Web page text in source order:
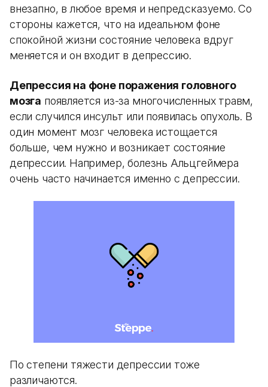
внезапно, в любое время и непредсказуемо. Со
стороны кажется, что на идеальном фоне
спокойной жизни состояние человека вдруг
меняется и он входит в депрессию.
Депрессия на фоне поражения головного
мозга появляется из-за многочисленных травм,
если случился инсульт или появилась опухоль. В
один момент мозг человека истощается
больше, чем нужно и возникает состояние
депрессии. Например, болезнь Альцгеймера
очень часто начинается именно с депрессии.
По степени тяжести депрессии тоже
различаются.